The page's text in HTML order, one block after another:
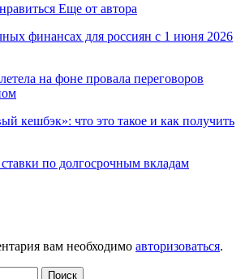
Еще от автора
финансах для россиян с 1 июня 2026
на фоне провала переговоров
кешбэк»: что это такое и как получить
по долгосрочным вкладам
вам необходимо авторизоваться.